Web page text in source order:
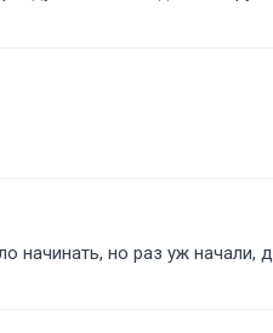
но раз уж начали,